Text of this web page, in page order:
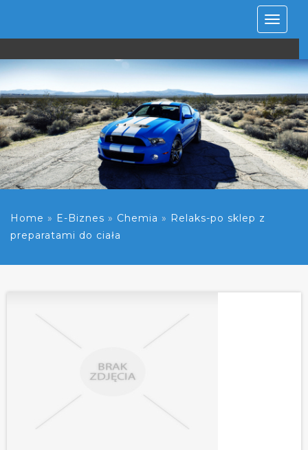
Rozwiń
Home » E-Biznes » Chemia » Relaks-po sklep z
preparatami do ciała